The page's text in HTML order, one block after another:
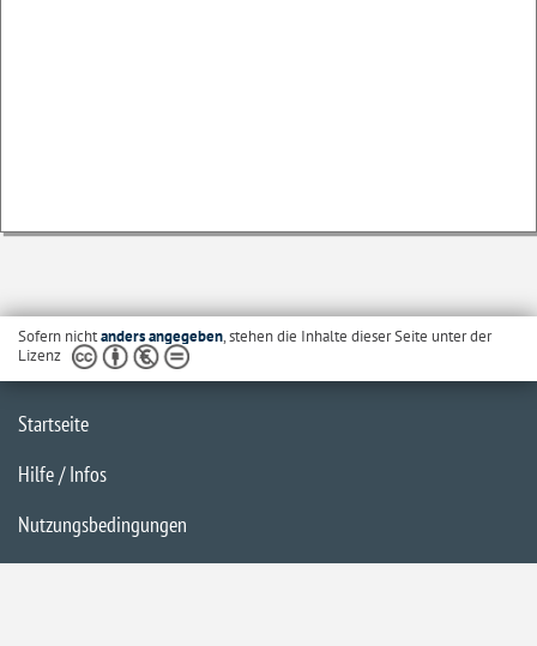
Sofern nichtanders angegeben, stehen die Inhalte dieser Seite unter der
Lizenz
Startseite
Hilfe / Infos
Nutzungsbedingungen